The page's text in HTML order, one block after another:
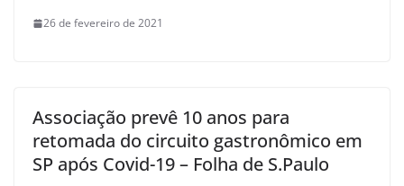
26 de fevereiro de 2021
Associação prevê 10 anos para
retomada do circuito gastronômico em
SP após Covid-19 – Folha de S.Paulo